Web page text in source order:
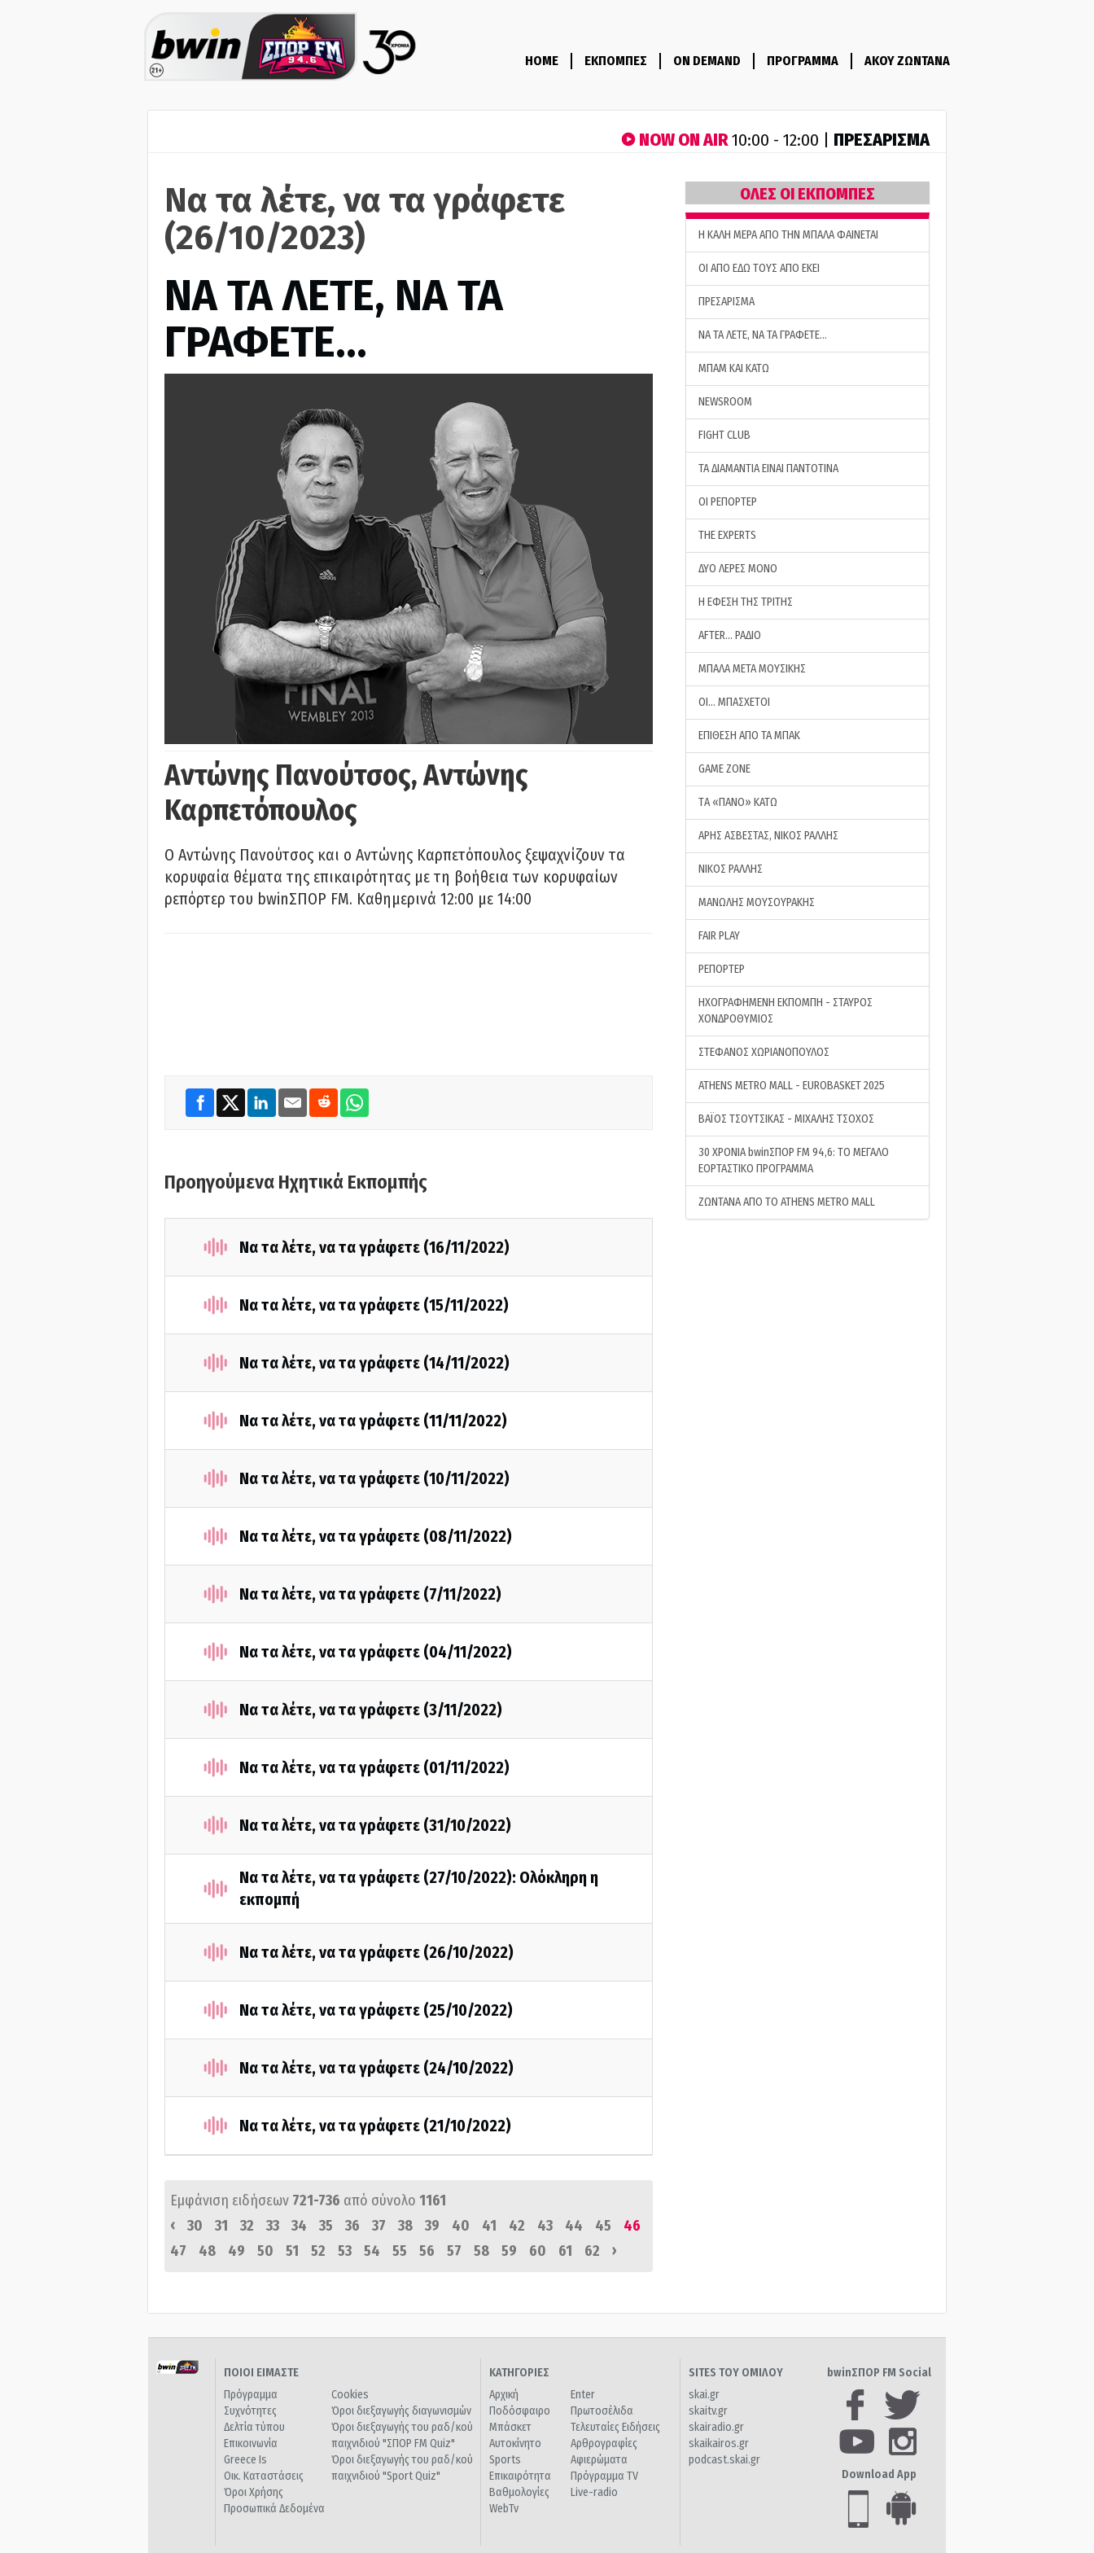
HOME ΕΚΠΟΜΠΕΣ ON DEMAND ΠΡΟΓΡΑΜΜΑ ΑΚΟΥ ΖΩΝΤΑΝΑ
NOW ON AIR10:00 - 12:00 | ΠΡΕΣΑΡΙΣΜΑ
Να τα λέτε, να τα γράφετε
(26/10/2023)
ΝΑ ΤΑ ΛΕΤΕ, ΝΑ ΤΑ
ΓΡΑΦΕΤΕ…
Αντώνης Πανούτσος, Αντώνης
Καρπετόπουλος
Ο Αντώνης Πανούτσος και ο Αντώνης Καρπετόπουλος ξεψαχνίζουν τα
κορυφαία θέματα της επικαιρότητας με τη βοήθεια των κορυφαίων
ρεπόρτερ του bwinΣΠΟΡ FM. Καθημερινά 12:00 με 14:00
Προηγούμενα Ηχητικά Εκπομπής
Να τα λέτε, να τα γράφετε (16/11/2022)
Να τα λέτε, να τα γράφετε (15/11/2022)
Να τα λέτε, να τα γράφετε (14/11/2022)
Να τα λέτε, να τα γράφετε (11/11/2022)
Να τα λέτε, να τα γράφετε (10/11/2022)
Να τα λέτε, να τα γράφετε (08/11/2022)
Να τα λέτε, να τα γράφετε (7/11/2022)
Να τα λέτε, να τα γράφετε (04/11/2022)
Να τα λέτε, να τα γράφετε (3/11/2022)
Να τα λέτε, να τα γράφετε (01/11/2022)
Να τα λέτε, να τα γράφετε (31/10/2022)
Να τα λέτε, να τα γράφετε (27/10/2022): Ολόκληρη η
εκπομπή
Να τα λέτε, να τα γράφετε (26/10/2022)
Να τα λέτε, να τα γράφετε (25/10/2022)
Να τα λέτε, να τα γράφετε (24/10/2022)
Να τα λέτε, να τα γράφετε (21/10/2022)
Εμφάνιση ειδήσεων 721-736 από σύνολο 1161
‹
30 31 32 33 34 35 36 37 38 39 40 41 42 43 44 45
46
47
48 49 50 51 52 53 54 55 56 57 58 59 60 61 62 ›
ΟΛΕΣ ΟΙ ΕΚΠΟΜΠΕΣ
H ΚΑΛΗ ΜΕΡΑ ΑΠΟ ΤΗΝ ΜΠΑΛΑ ΦΑΙΝΕΤΑΙ
ΟΙ ΑΠΟ ΕΔΩ ΤΟΥΣ ΑΠΟ ΕΚΕΙ
ΠΡΕΣΑΡΙΣΜΑ
ΝΑ ΤΑ ΛΕΤΕ, ΝΑ ΤΑ ΓΡΑΦΕΤΕ…
ΜΠΑΜ ΚΑΙ ΚΑΤΩ
NEWSROOM
FIGHT CLUB
ΤΑ ΔΙΑΜΑΝΤΙΑ ΕΙΝΑΙ ΠΑΝΤΟΤΙΝΑ
ΟΙ ΡΕΠΟΡΤΕΡ
THE EXPERTS
ΔΥΟ ΛΕΡΕΣ ΜΟΝΟ
Η ΕΦΕΣΗ ΤΗΣ ΤΡΙΤΗΣ
AFTER… ΡΑΔΙΟ
ΜΠΑΛΑ ΜΕΤΑ ΜΟΥΣΙΚΗΣ
ΟΙ… ΜΠΑΣΧΕΤΟΙ
ΕΠΙΘΕΣΗ ΑΠΟ ΤΑ ΜΠΑΚ
GAME ZONE
ΤA «ΠΑΝΟ» ΚΑΤΩ
ΑΡΗΣ ΑΣΒΕΣΤΑΣ, ΝΙΚΟΣ ΡΑΛΛΗΣ
ΝΙΚΟΣ ΡΑΛΛΗΣ
ΜΑΝΩΛΗΣ ΜΟΥΣΟΥΡΑΚΗΣ
FAIR PLAY
ΡΕΠΟΡΤΕΡ
ΗΧΟΓΡΑΦΗΜΕΝΗ ΕΚΠΟΜΠΗ - ΣΤΑΥΡΟΣ
ΧΟΝΔΡΟΘΥΜΙΟΣ
ΣΤΕΦΑΝΟΣ ΧΩΡΙΑΝΟΠΟΥΛΟΣ
ATHENS METRO MALL - EUROBASKET 2025
ΒΑΪΟΣ ΤΣΟΥΤΣΙΚΑΣ - ΜΙΧΑΛΗΣ ΤΣΟΧΟΣ
30 ΧΡΟΝΙΑ bwinΣΠΟΡ FM 94,6: ΤΟ ΜΕΓΑΛΟ
ΕΟΡΤΑΣΤΙΚΟ ΠΡΟΓΡΑΜΜΑ
ΖΩΝΤΑΝΑ ΑΠΟ ΤΟ ATHENS METRO MALL
ΠΟΙΟΙ ΕΙΜΑΣΤΕ
Πρόγραμμα
Συχνότητες
Δελτία τύπου
Επικοινωνία
Greece Is
Οικ. Καταστάσεις
Όροι Χρήσης
Προσωπικά Δεδομένα
Cookies
Όροι διεξαγωγής διαγωνισμών
Όροι διεξαγωγής του ραδ/κού
παιχνιδιού "ΣΠΟΡ FM Quiz"
Όροι διεξαγωγής του ραδ/κού
παιχνιδιού "Sport Quiz"
ΚΑΤΗΓΟΡΙΕΣ
Αρχική
Ποδόσφαιρο
Μπάσκετ
Αυτοκίνητο
Sports
Επικαιρότητα
Βαθμολογίες
WebTv
Enter
Πρωτοσέλιδα
Τελευταίες Ειδήσεις
Αρθρογραφίες
Αφιερώματα
Πρόγραμμα TV
Live-radio
SITES ΤΟΥ ΟΜΙΛΟΥ
skai.gr
skaitv.gr
skairadio.gr
skaikairos.gr
podcast.skai.gr
bwinΣΠΟΡ FM Social
Download App